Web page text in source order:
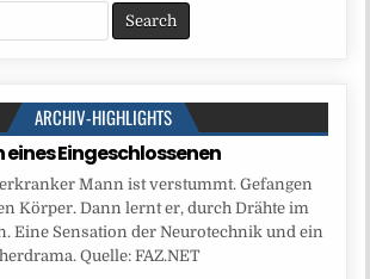
ARCHIV-HIGHLIGHTS
eines Eingeschlossenen
Mann ist verstummt. Gefangen
Körper. Dann lernt er, durch Drähte im
Eine Sensation der Neurotechnik und ein
Quelle: FAZ.NET